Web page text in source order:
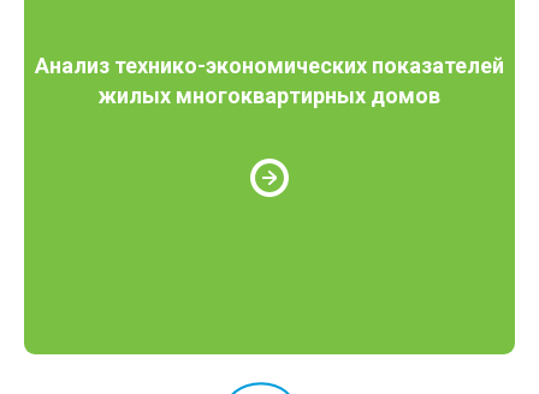
Анализ технико-экономических показателей
жилых многоквартирных домов